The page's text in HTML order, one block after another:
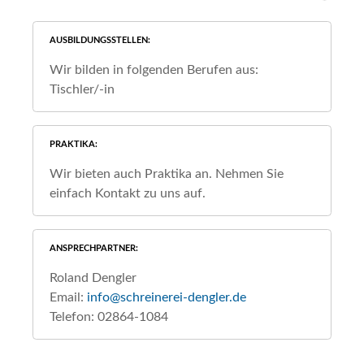
AUSBILDUNGSSTELLEN
Wir bilden in folgenden Berufen aus:
Tischler/-in
PRAKTIKA
Wir bieten auch Praktika an. Nehmen Sie
einfach Kontakt zu uns auf.
ANSPRECHPARTNER
Roland Dengler
Email: info@schreinerei-dengler.de
Telefon: 02864-1084